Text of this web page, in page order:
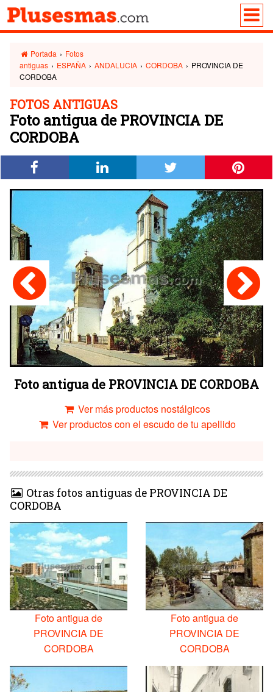
Portada › Fotos
antiguas › ESPAÑA › ANDALUCIA › CORDOBA › PROVINCIA DE
CORDOBA
FOTOS ANTIGUAS
Foto antigua de PROVINCIA DE
CORDOBA
Foto antigua de PROVINCIA DE CORDOBA
Ver más productos nostálgicos
Ver productos con el escudo de tu apellido
Otras fotos antiguas de PROVINCIA DE
CORDOBA
Foto antigua de
PROVINCIA DE
CORDOBA
Foto antigua de
PROVINCIA DE
CORDOBA